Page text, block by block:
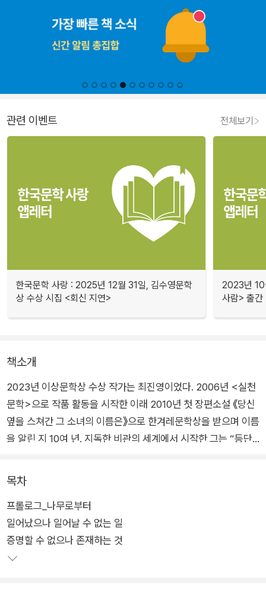
관련 이벤트 전체보기
한국문학 사랑 : 2025년 12월 31일, 김수영문학
상 수상 시집 <회신 지연>
2023년 10
사람> 출간
책소개
2023년 이상문학상 수상 작가는 최진영이었다. 2006년 <실천
문학>으로 작품 활동을 시작한 이래 2010년 첫 장편소설 《당신
옆을 스쳐간 그 소녀의 이름은》으로 한겨레문학상을 받으며 이름
을 알린 지 10여 년. 지독한 비관의 세계에서 시작한 그는 “등단
마침내 새로운 경지로 들어섰음을 보여준다. 눈이 부시다”(소설
가 윤대녕)라는 평을 받기에 이른다.
불멸하는 사랑의 가치를 탁월하게 담아낸 《구의 증명》, 정체 모
를 바이러스가 전 세계를 뒤덮은 혼란의 시기를 배경으로 한 아포
칼립스 소설 《해가 지는 곳으로》, 성폭력 피해생존자의 내밀한
목차
프롤로그_나무로부터
일어났으나 일어날 수 없는 일
증명할 수 없으나 존재하는 것